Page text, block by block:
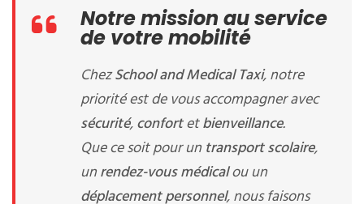
Notre mission au service
de votre mobilité
ChezSchool and Medical Taxi, notre
priorité est de vous accompagner avec
sécurité,confortetbienveillance.
Que ce soit pour un transport scolaire,
unrendez-vous médicalou un
déplacement personnel, nous faisons